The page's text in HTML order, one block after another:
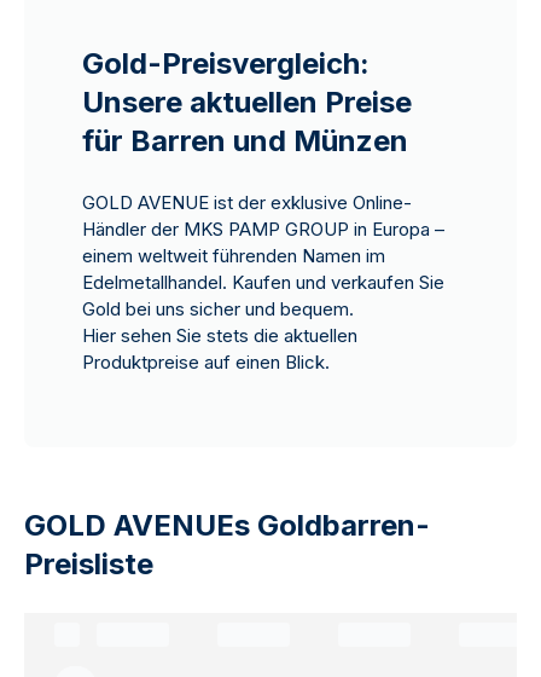
Gold-Preisvergleich:
Unsere aktuellen Preise
für Barren und Münzen
GOLD AVENUE ist der exklusive Online-
Händler der MKS PAMP GROUP in Europa –
einem weltweit führenden Namen im
Edelmetallhandel. Kaufen und verkaufen Sie
Gold bei uns sicher und bequem.
Hier sehen Sie stets die aktuellen
Produktpreise auf einen Blick.
GOLD AVENUEs Goldbarren-
Preisliste